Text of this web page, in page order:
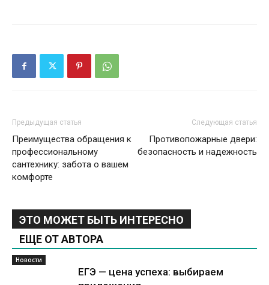
Предыдущая статья
Преимущества обращения к
профессиональному
сантехнику: забота о вашем
комфорте
Следующая статья
Противопожарные двери:
безопасность и надежность
ЭТО МОЖЕТ БЫТЬ ИНТЕРЕСНО
ЕЩЕ ОТ АВТОРА
Новости
ЕГЭ — цена успеха: выбираем